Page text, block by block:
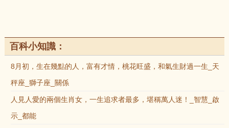
百科小知識：
8月初，生在幾點的人，富有才情，桃花旺盛，和氣生財過一生_天
秤座_獅子座_關係
人見人愛的兩個生肖女，一生追求者最多，堪稱萬人迷！_智慧_啟
示_都能